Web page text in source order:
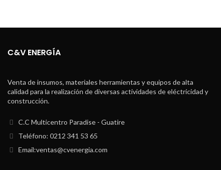
C&V ENERGÍA
Venta de insumos, materiales herramientas y equipos de alta
calidad para la realización de diversas actividades de eléctricidad y
construcción.
C.C Multicentro Paradise - Guatire
Teléfono: 0212 341 53 65
Email:ventas@cvenergia.com